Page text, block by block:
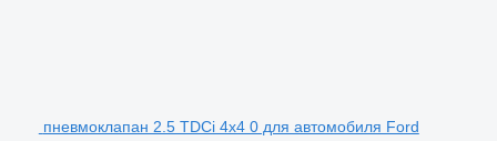
пневмоклапан 2.5 TDCi 4x4 0 для автомобиля Ford